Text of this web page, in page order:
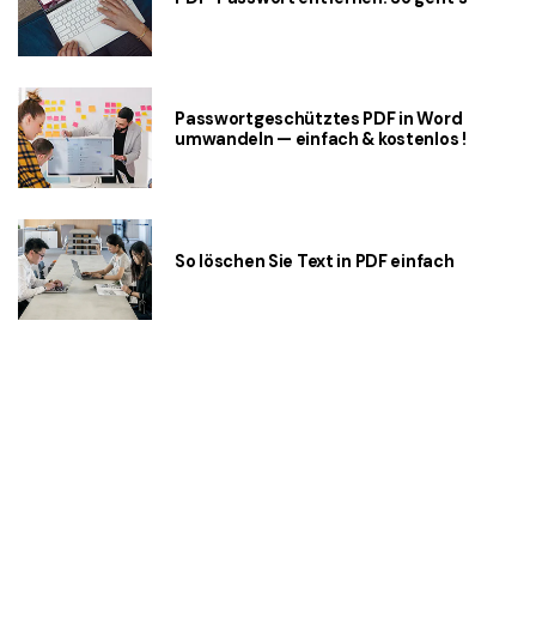
Passwortgeschütztes PDF in Word
umwandeln — einfach & kostenlos !
So löschen Sie Text in PDF einfach